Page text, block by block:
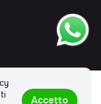
Accetto
i diritti riservati.
policy